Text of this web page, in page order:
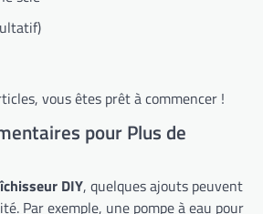
vous êtes prêt à commencer !
pour Plus de
DIY, quelques ajouts peuvent
Par exemple, une pompe à eau pour